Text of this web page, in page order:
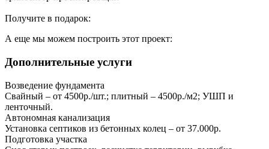
Получите в подарок:
А еще мы можем построить этот проект:
Дополнительные услуги
Возведение фундамента
Свайный – от 4500р./шт.; плитный – 4500р./м2; УШП и
ленточный.
Автономная канализация
Установка септиков из бетонных колец – от 37.000р.
Подготовка участка